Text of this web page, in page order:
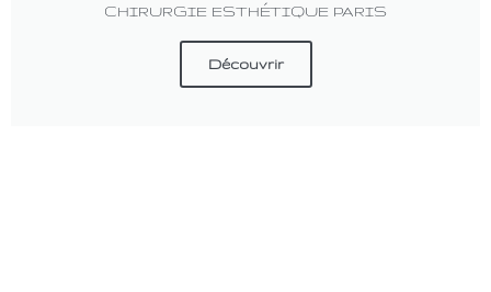
CHIRURGIE ESTHÉTIQUE PARIS
Découvrir